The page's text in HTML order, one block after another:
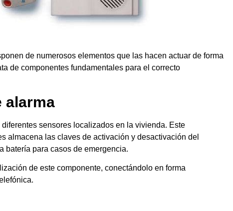
de numerosos elementos que las hacen actuar de forma
de componentes fundamentales para el correcto
alarma
sensores localizados en la vivienda. Este
almacena las claves de activación y desactivación del
batería para casos de emergencia.
de este componente, conectándolo en forma